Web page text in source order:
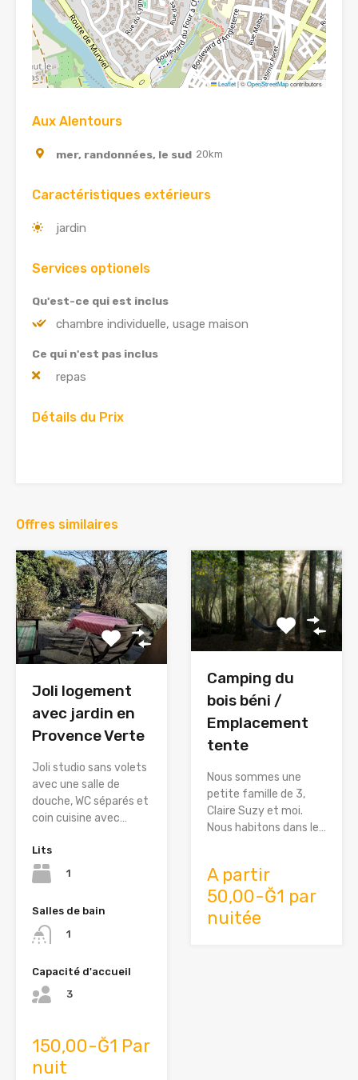
Leaflet|©OpenStreetMapcontributors
Aux Alentours
mer, randonnées, le sud 20km
Caractéristiques extérieurs
jardin
Services optionels
Qu'est-ce qui est inclus
chambre individuelle, usage maison
Ce qui n'est pas inclus
repas
Détails du Prix
Offres similaires
Joli logement
avec jardin en
Provence Verte
Joli studio sans volets
avec une salle de
douche, WC séparés et
coin cuisine avec…
Lits
1
Salles de bain
1
Capacité d'accueil
3
150,00-Ğ1 Par
nuit
Camping du
bois béni /
Emplacement
tente
Nous sommes une
petite famille de 3,
Claire Suzy et moi.
Nous habitons dans le…
A partir
50,00-Ğ1 par
nuitée